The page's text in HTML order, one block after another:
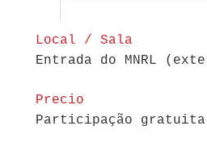
Local / Sala
Entrada do MNRL
Precio
Participação gratuita